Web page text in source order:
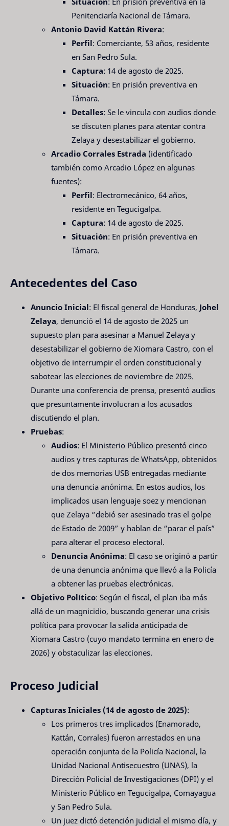
Penitenciaría Nacional de Támara.
Antonio David Kattán Rivera:
Perfil: Comerciante, 53 años, residente
en San Pedro Sula.
Captura: 14 de agosto de 2025.
Situación: En prisión preventiva en
Támara.
Detalles: Se le vincula con audios donde
se discuten planes para atentar contra
Zelaya y desestabilizar el gobierno.
Arcadio Corrales Estrada (identificado
también como Arcadio López en algunas
fuentes):
Perfil: Electromecánico, 64 años,
residente en Tegucigalpa.
Captura: 14 de agosto de 2025.
Situación: En prisión preventiva en
Támara.
Antecedentes del Caso
Anuncio Inicial: El fiscal general de Honduras, Johel
Zelaya, denunció el 14 de agosto de 2025 un
supuesto plan para asesinar a Manuel Zelaya y
desestabilizar el gobierno de Xiomara Castro, con el
objetivo de interrumpir el orden constitucional y
sabotear las elecciones de noviembre de 2025.
Durante una conferencia de prensa, presentó audios
que presuntamente involucran a los acusados
discutiendo el plan.
Pruebas:
Audios: El Ministerio Público presentó cinco
audios y tres capturas de WhatsApp, obtenidos
de dos memorias USB entregadas mediante
una denuncia anónima. En estos audios, los
implicados usan lenguaje soez y mencionan
que Zelaya “debió ser asesinado tras el golpe
de Estado de 2009” y hablan de “parar el país”
para alterar el proceso electoral.
Denuncia Anónima: El caso se originó a partir
de una denuncia anónima que llevó a la Policía
a obtener las pruebas electrónicas.
Objetivo Político: Según el fiscal, el plan iba más
allá de un magnicidio, buscando generar una crisis
política para provocar la salida anticipada de
Xiomara Castro (cuyo mandato termina en enero de
2026) y obstaculizar las elecciones.
Proceso Judicial
Capturas Iniciales (14 de agosto de 2025):
Los primeros tres implicados (Enamorado,
Kattán, Corrales) fueron arrestados en una
operación conjunta de la Policía Nacional, la
Unidad Nacional Antisecuestro (UNAS), la
Dirección Policial de Investigaciones (DPI) y el
Ministerio Público en Tegucigalpa, Comayagua
y San Pedro Sula.
Un juez dictó detención judicial el mismo día, y